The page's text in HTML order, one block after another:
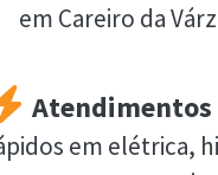
em Careiro da
Atendimentos
em elétrica,